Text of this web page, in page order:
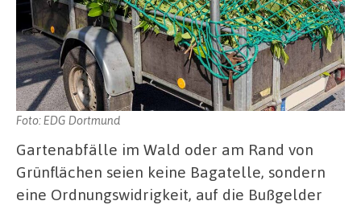
Foto: EDG Dortmund
Gartenabfälle im Wald oder am Rand von
Grünflächen seien keine Bagatelle, sondern
eine Ordnungswidrigkeit, auf die Bußgelder